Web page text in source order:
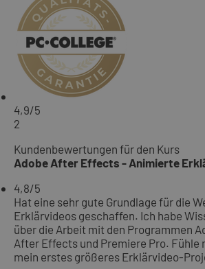
4,9/5
2
Kundenbewertungen für den Kurs
Adobe After Effects - Animierte
4,8/5
Hat eine sehr gute Grundlage für die
Erklärvideos geschaffen. Ich habe
über die Arbeit mit den Programmen
After Effects und Premiere Pro. Fühle
mein erstes größeres Erklärvideo-